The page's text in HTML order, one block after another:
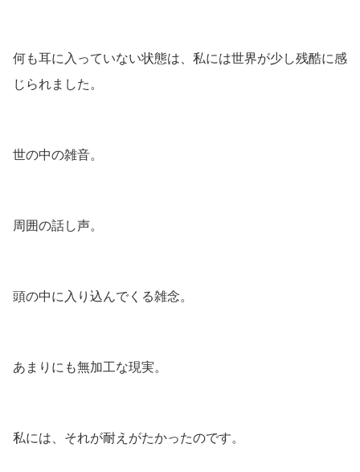
何も耳に入っていない状態は、私には世界が少し残酷に感
じられました。
世の中の雑音。
周囲の話し声。
頭の中に入り込んでくる雑念。
あまりにも無加工な現実。
私には、それが耐えがたかったのです。